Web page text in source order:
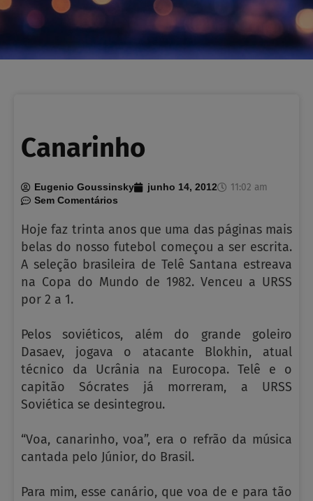
Canarinho
Eugenio Goussinsky junho 14, 2012 11:02 am
Sem Comentários
Hoje faz trinta anos que uma das páginas mais
belas do nosso futebol começou a ser escrita.
A seleção brasileira de Telê Santana estreava
na Copa do Mundo de 1982. Venceu a URSS
por 2 a 1.
Pelos soviéticos, além do grande goleiro
Dasaev, jogava o atacante Blokhin, atual
técnico da Ucrânia na Eurocopa. Telê e o
capitão Sócrates já morreram, a URSS
Soviética se desintegrou.
“Voa, canarinho, voa”, era o refrão da música
cantada pelo Júnior, do Brasil.
Para mim, esse canário, que voa de e para tão